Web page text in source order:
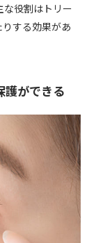
な役割はトリー
する効果があ
護ができる